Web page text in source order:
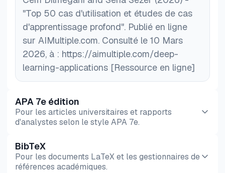
"Top 50 cas d'utilisation et études de cas
d'apprentissage profond". Publié en ligne
sur AIMultiple.com. Consulté le 10 Mars
2026, à : https://aimultiple.com/deep-
learning-applications [Ressource en ligne]
APA 7e édition
Pour les articles universitaires et rapports
d'analystes selon le style APA 7e.
Aperçu HTML Copier
BibTeX
Pour les documents LaTeX et les gestionnaires de
références académiques.